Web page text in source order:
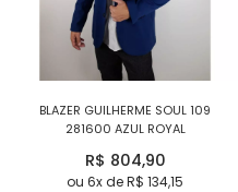
BLAZER GUILHERME SOUL 109
281600 AZUL ROYAL
R$ 804,90
ou 6x de R$ 134,15